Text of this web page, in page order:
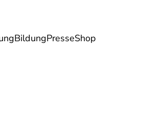
BildungPresseShop
Verträge